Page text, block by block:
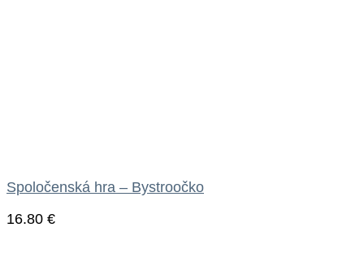
Spoločenská hra – Bystroočko
16.80 €